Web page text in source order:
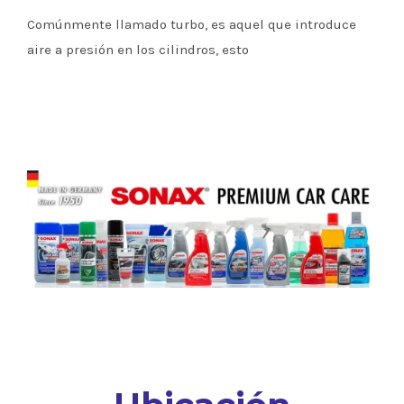
Comúnmente llamado turbo, es aquel que introduce
aire a presión en los cilindros, esto